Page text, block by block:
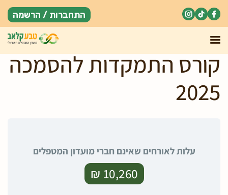
התחברות / הרשמה
קורס התמקדות להסמכה
2025
עלות לאורחים שאינם חברי מועדון המטפלים
10,260 ₪